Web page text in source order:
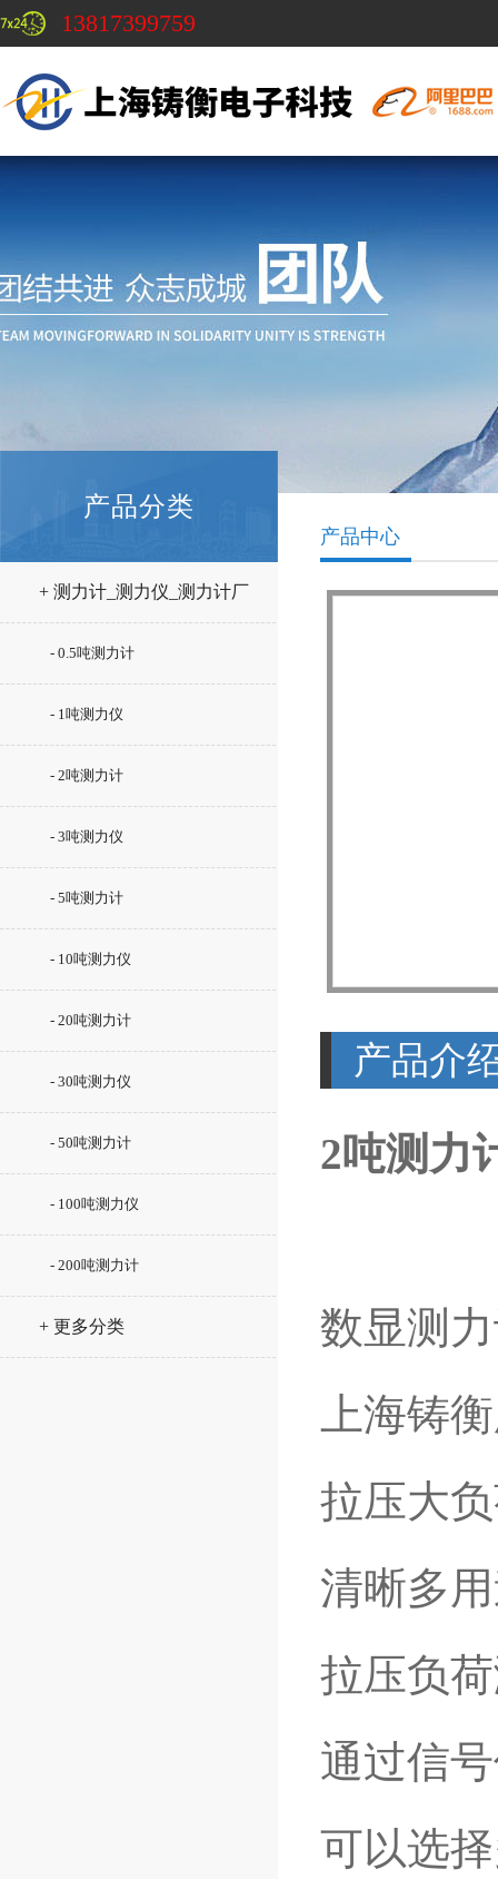
13817399759
产品分类
+ 测力计_测力仪_测力计厂
- 0.5吨测力计
- 1吨测力仪
- 2吨测力计
- 3吨测力仪
- 5吨测力计
- 10吨测力仪
- 20吨测力计
- 30吨测力仪
- 50吨测力计
- 100吨测力仪
- 200吨测力计
+ 更多分类
产品中心
产品介
2吨测力
数显测
上海铸
拉压大
清晰多
拉压负
通过信
可以选